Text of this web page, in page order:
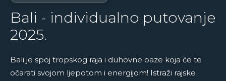
Bali - individualno putovanje
2025.
Bali je spoj tropskog raja i duhovne oaze koja će te
očarati svojom ljepotom i energijom! Istraži rajske